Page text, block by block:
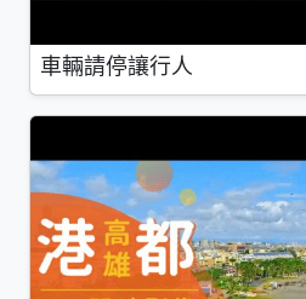
車輛請停讓行人